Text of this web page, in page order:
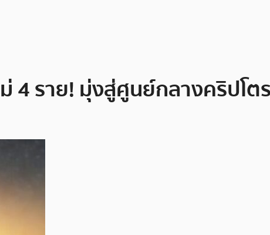
ราย! มุ่งสู่ศูนย์กลางคริปโต